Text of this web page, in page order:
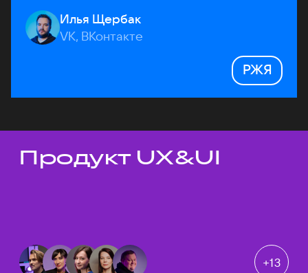
Илья Щербак
VK, ВКонтакте
РЖЯ
Темы докладов
Продукт UX&UI
+13